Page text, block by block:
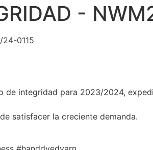
-
24-0115
integridad para 2023/2024,
satisfacer la creciente demanda.